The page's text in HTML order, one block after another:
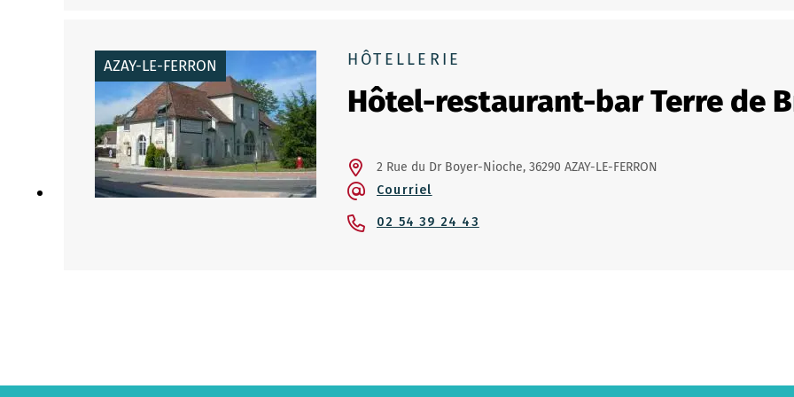
AZAY-LE-FERRON HÔTELLERIE
Hôtel-restaurant-bar Terre de
2 Rue du Dr Boyer-Nioche, 36290 AZAY-LE-FERRON
Courriel
02 54 39 24 43